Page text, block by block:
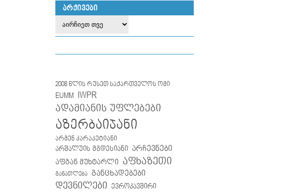
ᲐᲠᲥᲘᲕᲔᲑᲘ
2008 წლის რუსეთ საქართველოს ომი
EUMM IWPR
ადამიანის უფლებები
აზერბაიჯანი
არმენ კარაპეტიანი
არშალუის მგდესიანი არჩევნები
აფგან მუხტარლი აფხაზეთი
განათლება განცხადებები
დევნილები
ევროკავშირი